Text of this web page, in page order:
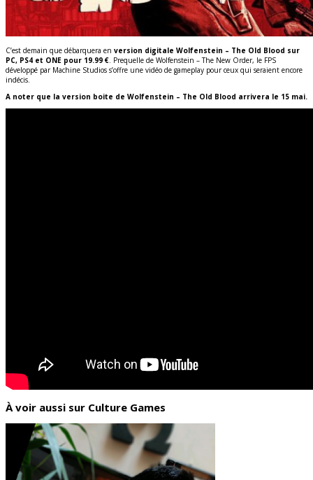
C’est demain que débarquera en version digitale Wolfenstein – The Old Blood sur
PC, PS4 et ONE pour 19.99 €. Prequelle de Wolfenstein – The New Order, le FPS
développé par Machine Studios s’offre une vidéo de gameplay pour ceux qui seraient encore
indécis.
A noter que la version boite de Wolfenstein – The Old Blood arrivera le 15 mai.
À voir aussi sur Culture Games